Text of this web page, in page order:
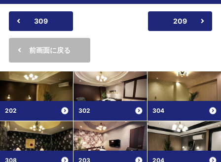
309 209
前画面に戻る
202 302 304
308 203 204